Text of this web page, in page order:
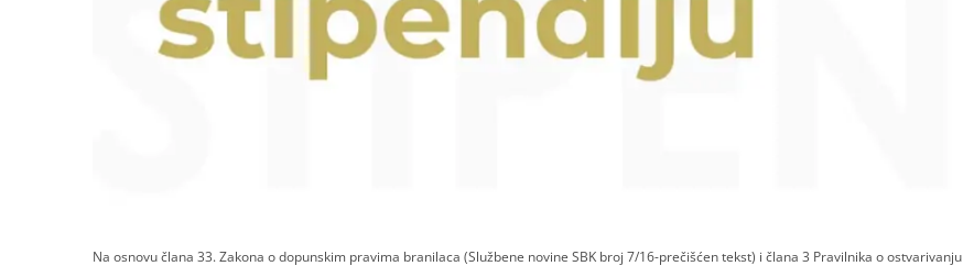
Na osnovu člana 33. Zakona o dopunskim pravima branilaca (Službene novine SBK broj 7/16-prečišćen tekst) i člana 3 Pravilnika o ostvarivanju